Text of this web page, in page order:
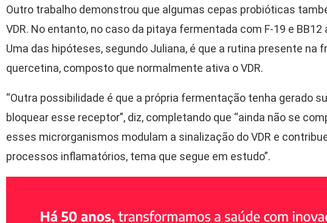
Outro trabalho demonstrou que algumas cepas probióticas
VDR. No entanto, no caso da pitaya fermentada com F-19 e BB12
Uma das hipóteses, segundo Juliana, é que a rutina presente na
quercetina, composto que normalmente ativa o VDR.
“Outra possibilidade é que a própria fermentação tenha gerado
bloquear esse receptor”, diz, completando que “ainda não se
esses microrganismos modulam a sinalização do VDR e
processos inflamatórios, tema que segue em estudo”.